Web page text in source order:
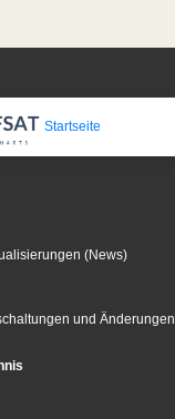
Startseite
(News)
und Änderungen